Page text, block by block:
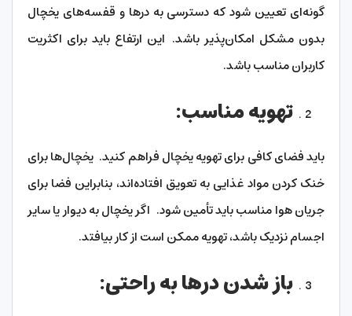
گونه‌ای تعیین شود که دسترسی به درها و قفسه‌های یخچال
بدون مشکل امکان‌پذیر باشد. این ارتفاع باید برای اکثریت
کاربران مناسب باشد.
تهویه مناسب:
باید فضای کافی برای تهویه یخچال فراهم کنید. یخچال‌ها برای
خنک کردن مواد غذایی به تعویق افتاده‌اند، بنابراین فضا برای
جریان هوا مناسب باید تأمین شود. اگر یخچال به دیوار یا سایر
اجسام نزدیک باشد، تهویه ممکن است از کار بیافتد.
باز شدن درها به راحتی: